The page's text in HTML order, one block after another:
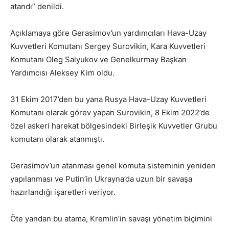
atandı” denildi.
Açıklamaya göre Gerasimov’un yardımcıları Hava-Uzay
Kuvvetleri Komutanı Sergey Surovikin, Kara Kuvvetleri
Komutanı Oleg Salyukov ve Genelkurmay Başkan
Yardımcısı Aleksey Kim oldu.
31 Ekim 2017’den bu yana Rusya Hava-Uzay Kuvvetleri
Komutanı olarak görev yapan Surovikin, 8 Ekim 2022’de
özel askeri harekat bölgesindeki Birleşik Kuvvetler Grubu
komutanı olarak atanmıştı.
Gerasimov’un atanması genel komuta sisteminin yeniden
yapılanması ve Putin’in Ukrayna’da uzun bir savaşa
hazırlandığı işaretleri veriyor.
Öte yandan bu atama, Kremlin’in savaşı yönetim biçimini